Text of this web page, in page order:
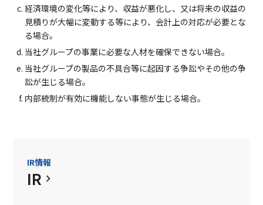
経済環境の変化等により、収益が悪化し、又は将来の収益の
見積りが大幅に変動する等により、会計上の対応が必要とな
る場合。
当社グループの事業に必要な人材を確保できない場合。
当社グループの製品の不具合等に起因する争訟やその他の争
訟が生じる場合。
内部統制が有効に機能しない事態が生じる場合。
IR情報
IR